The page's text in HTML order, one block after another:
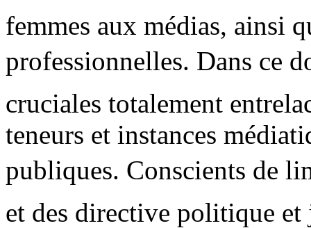
femmes aux médias, ainsi
professionnelles. Dans ce
cruciales totalement
teneurs et instances
publiques. Conscients de
et des directive politique